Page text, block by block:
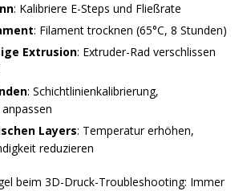
: Kalibriere E-Steps und Fließrate
: Filament trocknen (65°C, 8 Stunden)
Extrusion: Extruder-Rad verschlissen
: Schichtlinienkalibrierung,
Layers: Temperatur erhöhen,
reduzieren
beim 3D-Druck-Troubleshooting: Immer